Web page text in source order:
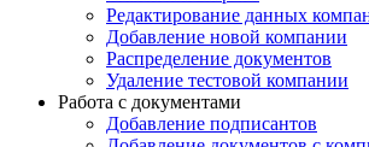
Редактирование данных
Добавление новой компании
Распределение документов
Удаление тестовой компании
Работа с документами
Добавление подписантов